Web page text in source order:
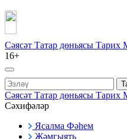
Сәясәт Татар дөньясы Тарих
16+
Сәясәт Татар дөньясы Тарих
Сәхифәләр
Ясалма Фәһем
Җәмгыять